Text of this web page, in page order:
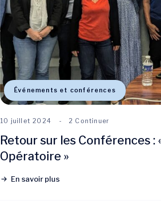
Événements et conférences
10 juillet 2024 2 Continuer
Retour sur les Conférences :
Opératoire »
En savoir plus